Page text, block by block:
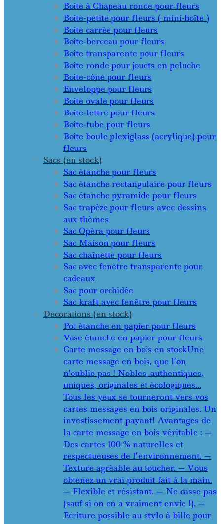
Boîte à Chapeau ronde pour fleurs
Boîte-petite pour fleurs ( mini-boîte )
Boîte carrée pour fleurs
Boîte-berceau pour fleurs
Boîte transparente pour fleurs
Boîte ronde pour jouets en peluche
Boîte-cône pour fleurs
Enveloppe pour fleurs
Boîte ovale pour fleurs
Boîte-lettre pour fleurs
Boîte-tube pour fleurs
Boîte boule plexiglass (acrylique) pour
fleurs
Sacs (en stock)
Sac étanche pour fleurs
Sac étanche rectangulaire pour fleurs
Sac étanche pyramide pour fleurs
Sac trapèze pour fleurs avec dessins
aux thèmes
Sac Opéra pour fleurs
Sac Maison pour fleurs
Sac chaînette pour fleurs
Sac avec fenêtre transparente pour
cadeaux
Sac pour orchidée
Sac kraft avec fenêtre pour fleurs
Decorations (en stock)
Pot étanche en papier pour fleurs
Vase étanche en papier pour fleurs
Carte message en bois en stockUne
carte message en bois, que l’on
n’oublie pas ! Nobles, authentiques,
uniques, originales et écologiques…
Tous les yeux se tourneront vers vos
cartes messages en bois originales. Un
investissement payant! Avantages de
la carte message en bois véritable : —
Des cartes 100 % naturelles et
respectueuses de l’environnement. —
Texture agréable au toucher. — Vous
obtenez un vrai produit fait à la main.
— Flexible et résistant. — Ne casse pas
(sauf si on en a vraiment envie !). —
Ecriture possible au stylo à bille pour